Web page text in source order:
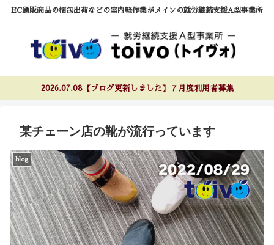
EC通販商品の梱包出荷などの室内軽作業がメインの就労継続支援A型事業所
2026.07.08【ブログ更新しました】７月度利用者募集
某チェーン店の靴が流行っています
blog